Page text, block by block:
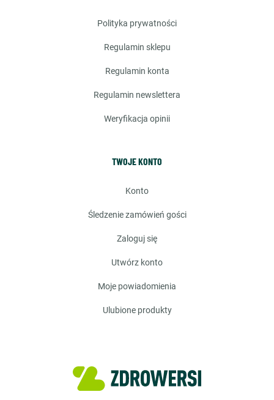
polityka prywatności
regulamin sklepu
regulamin konta
regulamin newslettera
weryfikacja opinii
TWOJE KONTO
konto
śledzenie zamówień gości
zaloguj się
utwórz konto
moje powiadomienia
ulubione produkty